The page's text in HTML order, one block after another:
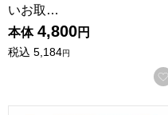
いお取…
本体 4,800円
税込 5,184円